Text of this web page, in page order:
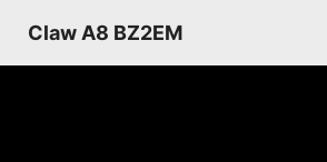
Claw A8 BZ2EM